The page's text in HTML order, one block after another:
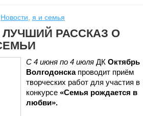
Новости, я и семья
ЛУЧШИЙ РАССКАЗ О
С 4 июня по 4 июля ДК Октябрь
Волгодонскапроводит приём
творческих работ для участия в
конкурсе «Семья рождается в
любви».